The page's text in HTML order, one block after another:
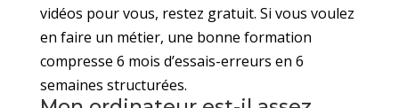
vidéos pour vous, restez gratuit. Si vous voulez
en faire un métier, une bonne formation
compresse 6 mois d’essais-erreurs en 6
semaines structurées.